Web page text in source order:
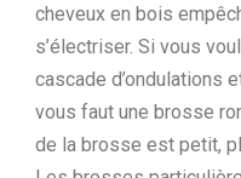
cheveux en bois
s’électriser. Si vous
cascade d’ondulations
vous faut une brosse
de la brosse est petit,